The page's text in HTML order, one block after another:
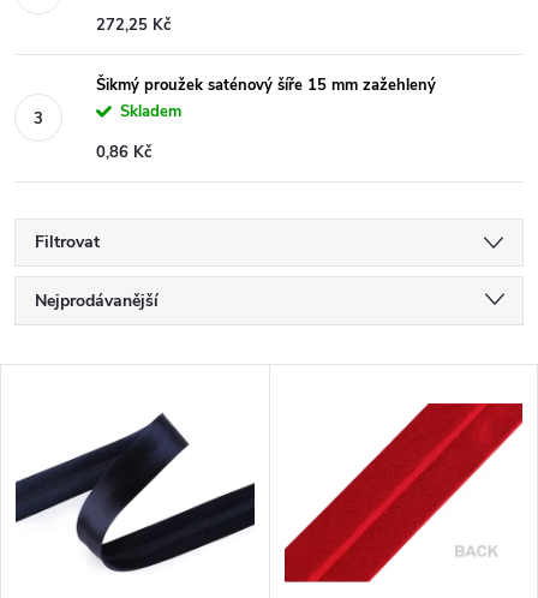
272,25 Kč
Šikmý proužek saténový šíře 15 mm zažehlený
Skladem
0,86 Kč
Filtrovat
Ř
a
e
n
Nejprodávanější
Abecedně
p